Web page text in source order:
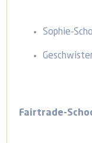
Sophie-
Fairtrade-